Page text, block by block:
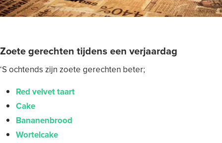
Zoete gerechten tijdens een verjaardag
‘S ochtends zijn zoete gerechten beter;
Red velvet taart
Cake
Bananenbrood
Wortelcake